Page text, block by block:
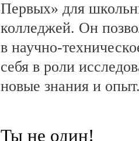
Первых» для
колледжей. Он
в научно-
себя в роли
новые знания и
Ты не один!